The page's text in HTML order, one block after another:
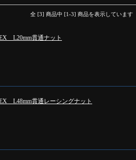
全 [3] 商品中 [1-3] 商品を表示しています
L20mm貫通ナット
L48mm貫通レーシングナット